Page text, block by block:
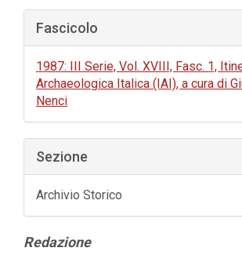
Fascicolo
1987: III Serie, Vol. XVIII, Fasc. 1,
Archaeologica Italica (IAI), a cura di
Nenci
Sezione
Archivio Storico
Contenuto
Redazione